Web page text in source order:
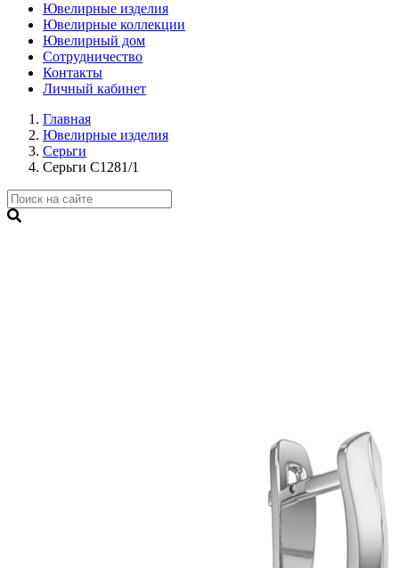
Ювелирные изделия
Ювелирные коллекции
Ювелирный дом
Сотрудничество
Контакты
Личный кабинет
Главная
Ювелирные изделия
Серьги
Серьги С1281/1